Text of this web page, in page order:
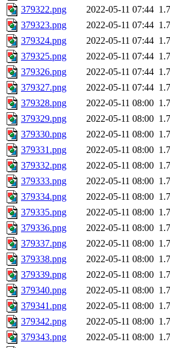
379322.png
2022-05-11 07:44
379323.png
2022-05-11 07:44
379324.png
2022-05-11 07:44
379325.png
2022-05-11 07:44
379326.png
2022-05-11 07:44
379327.png
2022-05-11 07:44
379328.png
2022-05-11 08:00
379329.png
2022-05-11 08:00
379330.png
2022-05-11 08:00
379331.png
2022-05-11 08:00
379332.png
2022-05-11 08:00
379333.png
2022-05-11 08:00
379334.png
2022-05-11 08:00
379335.png
2022-05-11 08:00
379336.png
2022-05-11 08:00
379337.png
2022-05-11 08:00
379338.png
2022-05-11 08:00
379339.png
2022-05-11 08:00
379340.png
2022-05-11 08:00
379341.png
2022-05-11 08:00
379342.png
2022-05-11 08:00
379343.png
2022-05-11 08:00